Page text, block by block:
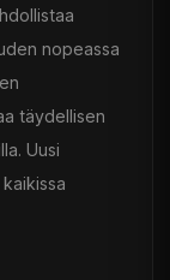
nopeassa
täydellisen
Uusi